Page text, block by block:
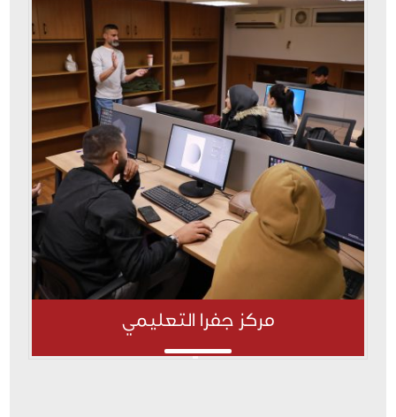
مركز جفرا التعليمي